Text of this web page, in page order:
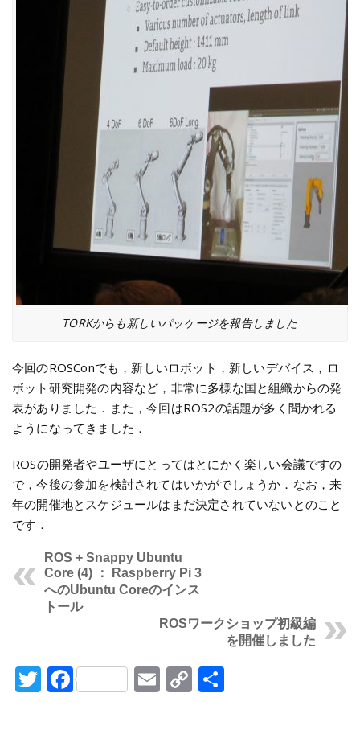
TORKからも新しいパッケージを報告しました
今回のROSConでも，新しいロボット，新しいデバイス，ロ
ボット研究開発の内容など，非常に多様な国と組織からの発
表がありました．また，今回はROS2の話題が多く聞かれる
ようになってきました．
ROSの開発者やユーザにとってはとにかく楽しい会議ですの
で，今後の参加を検討されてはいかがでしょうか．なお，来
年の開催地とスケジュールはまだ決定されていないとのこと
です．
ROS + Snappy Ubuntu
Core (4) ： Raspberry Pi 3
へのUbuntu Coreのインス
トール
ROSワークショップ初級編
を開催しました
Twitter
FacebookEmail
Copy